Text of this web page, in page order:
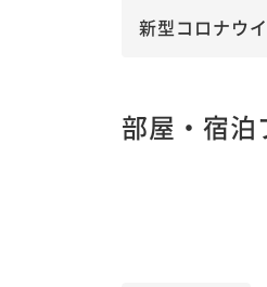
新型コロナウ
部屋・宿泊